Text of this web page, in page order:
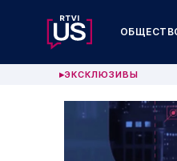
▶ЭКСКЛЮЗИВЫ